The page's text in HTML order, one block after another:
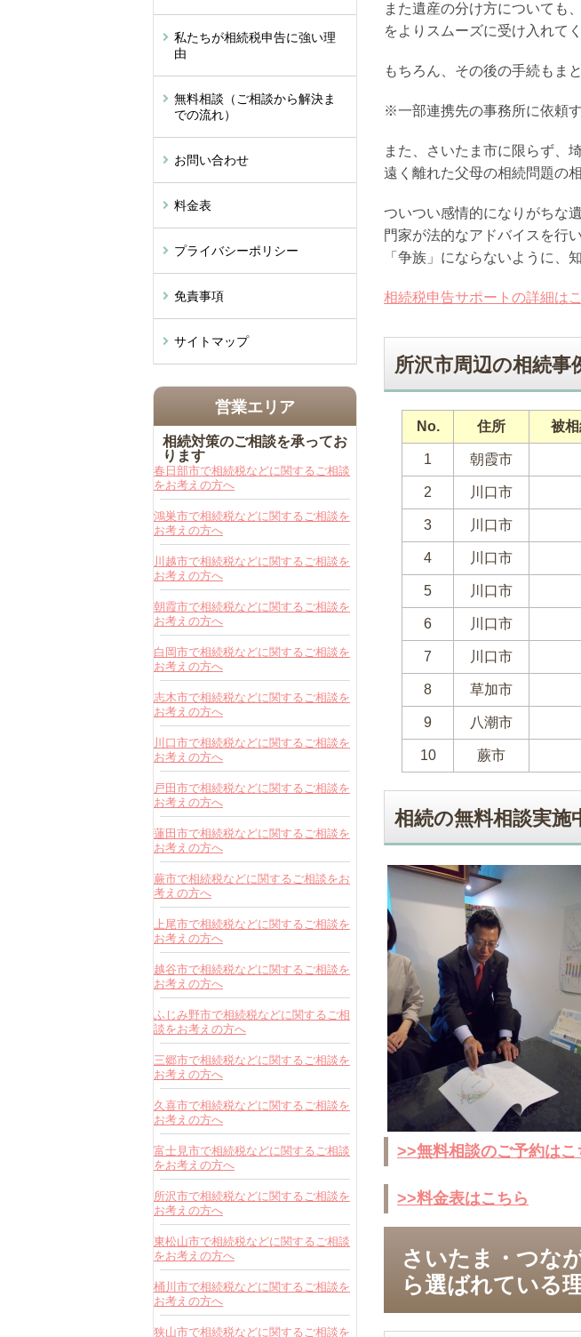
また遺産の分け方についても
をよりスムーズに受け入れて
もちろん、その後の手続もま
※一部連携先の事務所に依頼
また、さいたま市に限らず、
遠く離れた父母の相続問題の
ついつい感情的になりがちな
門家が法的なアドバイスを行
「争族」にならないように、
相続税申告サポートの詳細は
所沢市周辺の相続事
No. 住所 被
1 朝霞市
2 川口市
3 川口市
4 川口市
5 川口市
6 川口市
7 川口市
8 草加市
9 八潮市
10 蕨市
相続の無料相談実施
>>無料相談のご予約はこ
>>料金表はこちら
さいたま・つな
ら選ばれている
私たちが相続税申告に強い理
由
無料相談（ご相談から解決ま
での流れ）
お問い合わせ
料金表
プライバシーポリシー
免責事項
サイトマップ
営業エリア
相続対策のご相談を承ってお
ります
春日部市で相続税などに関するご相談
をお考えの方へ
鴻巣市で相続税などに関するご相談を
お考えの方へ
川越市で相続税などに関するご相談を
お考えの方へ
朝霞市で相続税などに関するご相談を
お考えの方へ
白岡市で相続税などに関するご相談を
お考えの方へ
志木市で相続税などに関するご相談を
お考えの方へ
川口市で相続税などに関するご相談を
お考えの方へ
戸田市で相続税などに関するご相談を
お考えの方へ
蓮田市で相続税などに関するご相談を
お考えの方へ
蕨市で相続税などに関するご相談をお
考えの方へ
上尾市で相続税などに関するご相談を
お考えの方へ
越谷市で相続税などに関するご相談を
お考えの方へ
ふじみ野市で相続税などに関するご相
談をお考えの方へ
三郷市で相続税などに関するご相談を
お考えの方へ
久喜市で相続税などに関するご相談を
お考えの方へ
富士見市で相続税などに関するご相談
をお考えの方へ
所沢市で相続税などに関するご相談を
お考えの方へ
東松山市で相続税などに関するご相談
をお考えの方へ
桶川市で相続税などに関するご相談を
お考えの方へ
狭山市で相続税などに関するご相談を